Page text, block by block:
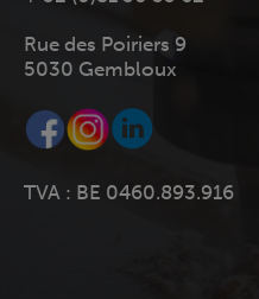
Rue des Poiriers 9
5030 Gembloux
TVA : BE 0460.893.916